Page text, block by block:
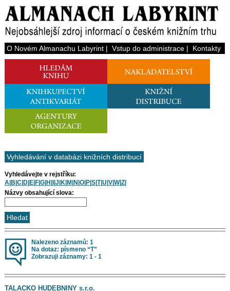
O Novém Almanachu Labyrint| Vstup do administrace| Kontakty
Vyhledávání v databázi knižních distribucí
Vyhledávejte v rejstříku:
A| B C| D| E| F| G| H J K| M N O| P| S| T|U V| W|Z|
Názvy obsahující slova:
Nalezeno záznamů: 1
Na dotaz: písmeno “T”
Zobrazuji záznamy: 1 - 1
TALACKO HUDEBNINY s.r.o.